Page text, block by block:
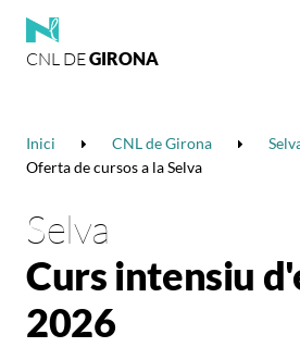
CNL DEGIRONA
Inici CNL de Girona
Oferta de cursos a la Selva
Selva
Curs intensiu
2026